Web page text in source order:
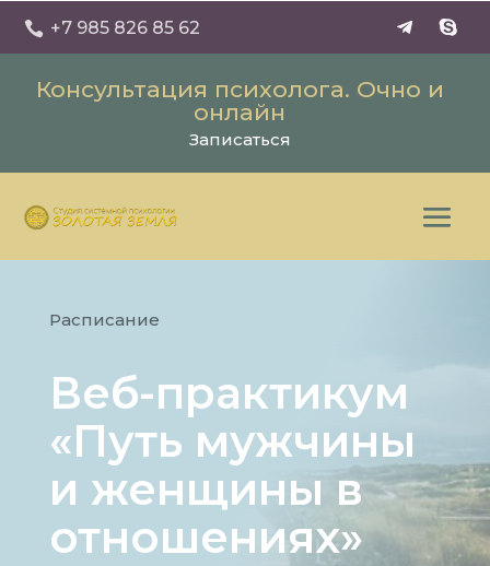
 +7 985 826 85 62
Консультация психолога. Очно и
онлайн
Записаться
Расписание
Веб-практикум
«Путь мужчины
и женщины в
отношениях»